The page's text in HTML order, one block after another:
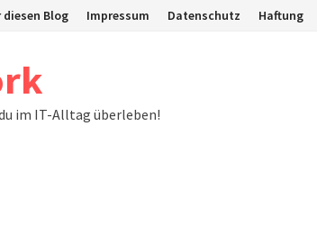
diesen Blog Impressum Datenschutz Haftung
im IT-Alltag überleben!